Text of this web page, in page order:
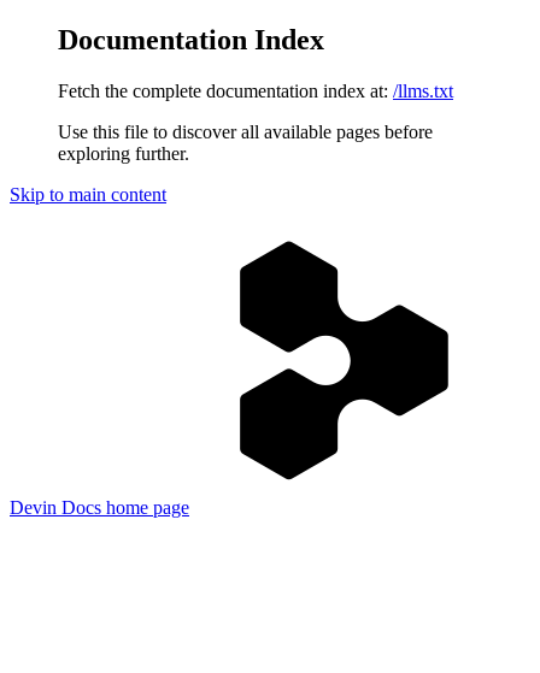
Documentation Index
Fetch the complete documentation index at: /llms.txt
Use this file to discover all available pages before
exploring further.
Skip to main content
Devin Docs home page